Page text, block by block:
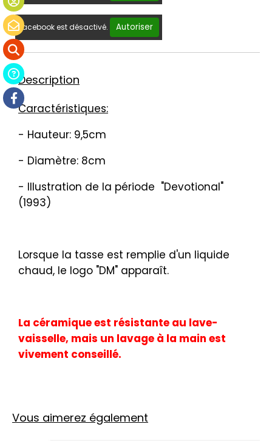
Facebook est désactivé. Autoriser
Description
Caractéristiques:
- Hauteur: 9,5cm
- Diamètre: 8cm
- Illustration de la période "Devotional"
(1993)
Lorsque la tasse est remplie d'un liquide
chaud, le logo "DM" apparaît.
La céramique est résistante au lave-
vaisselle, mais un lavage à la main est
vivement conseillé.
Vous aimerez également